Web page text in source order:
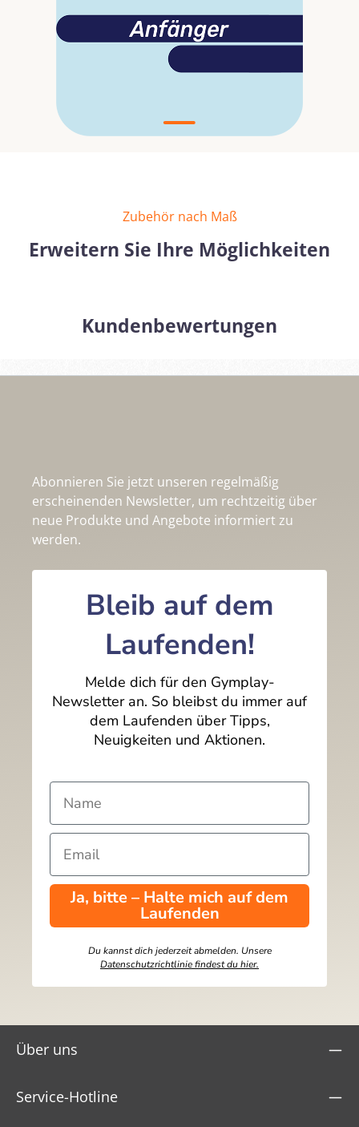
Zubehör nach Maß
Erweitern Sie Ihre Möglichkeiten
Kundenbewertungen
Abonnieren Sie jetzt unseren regelmäßig
erscheinenden Newsletter, um rechtzeitig über
neue Produkte und Angebote informiert zu
werden.
Bleib auf dem
Laufenden!
Melde dich für den Gymplay-
Newsletter an. So bleibst du immer auf
dem Laufenden über Tipps,
Neuigkeiten und Aktionen.
Ja, bitte – Halte mich auf dem
Laufenden
Du kannst dich jederzeit abmelden. Unsere
Datenschutzrichtlinie findest du hier.
Über uns
Service-Hotline